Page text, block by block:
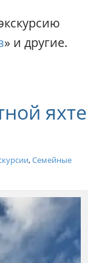
» и другие.
яхте
,Семейные